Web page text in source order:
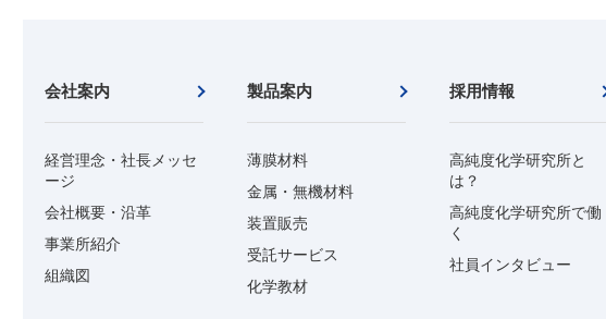
会社案内
経営理念・社長メッセ
ージ
会社概要・沿革
事業所紹介
組織図
製品案内
薄膜材料
金属・無機材料
装置販売
受託サービス
化学教材
採用情報
高純度化学研究所と
は？
高純度化学研究所で働
く
社員インタビュー